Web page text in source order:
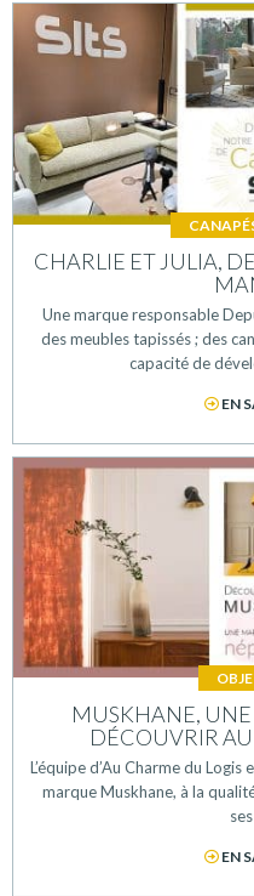
CHARLIE ET JULIA,
Une marque responsable
des meubles tapissés ; des
capacité de
EN
MUSKHANE,
DÉCOUVRIR
L’équipe d’Au Charme du
marque Muskhane, à la
EN